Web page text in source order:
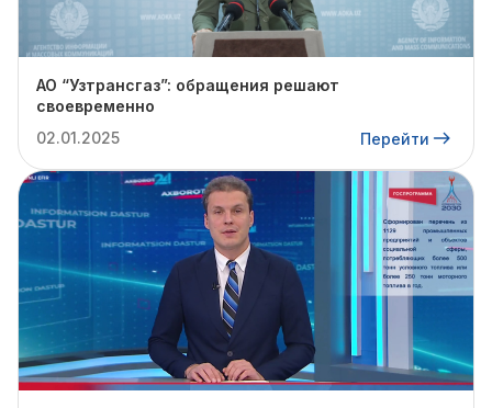
АО “Узтрансгаз”: обращения решают
своевременно
02.01.2025
Перейти